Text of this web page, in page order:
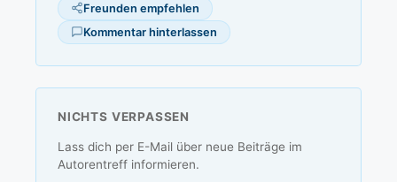
Freunden empfehlen
Kommentar hinterlassen
NICHTS VERPASSEN
Lass dich per E-Mail über neue Beiträge im
Autorentreff informieren.